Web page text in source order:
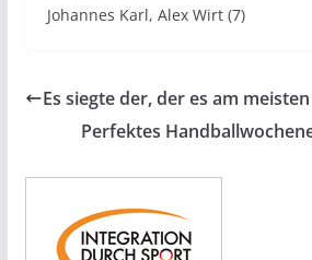
Johannes Karl, Alex Wirt (7)
Es siegte der, der es am
Perfektes